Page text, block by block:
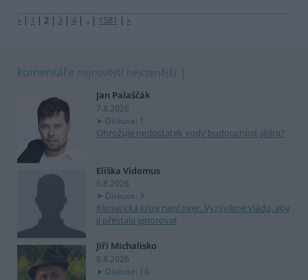
« | 1 | 2 | 3 | 4 | .. | 1581 | »
komentáře nejnovější nejčtenější
Jan Palaščák
7.8.2026
Diskuse: 1
Ohrožuje nedostatek vody budoucnost jádra?
Eliška Vidomus
6.8.2026
Diskuse: 9
Klimatická krize není over. Vyzýváme vládu, aby
ji přestala ignorovat
Jiří Michalisko
6.8.2026
Diskuse: 16